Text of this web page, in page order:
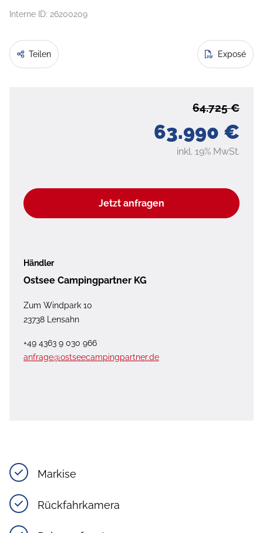
Interne ID: 26200209
Teilen Exposé
63.990 €
64.725 €
inkl. 19% MwSt.
Jetzt anfragen
Händler
Ostsee Campingpartner KG
Zum Windpark 10
23738 Lensahn
+49 4363 9 030 966
anfrage@ostseecampingpartner.de
Markise
Rückfahrkamera